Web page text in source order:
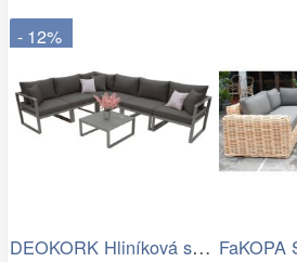
- 12%
DEOKORK Hliníková sestava pro 6 osob…